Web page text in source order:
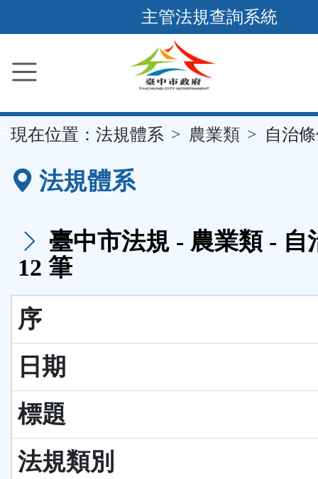
到
要
容
區
主管法規查詢系統
現在位置： 法規體系 農業類 自治
法規體系
臺中市法規 - 農業類 - 自
12 筆
序
日期
標題
法規類別